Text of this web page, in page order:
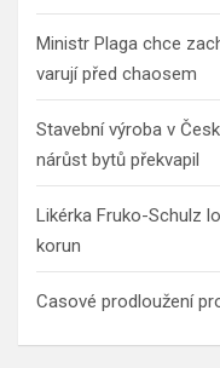
Ministr Plaga chce
varují před chaosem
Stavební výroba v
nárůst bytů překvapil
Likérka Fruko-Schulz
korun
Casové prodloužení